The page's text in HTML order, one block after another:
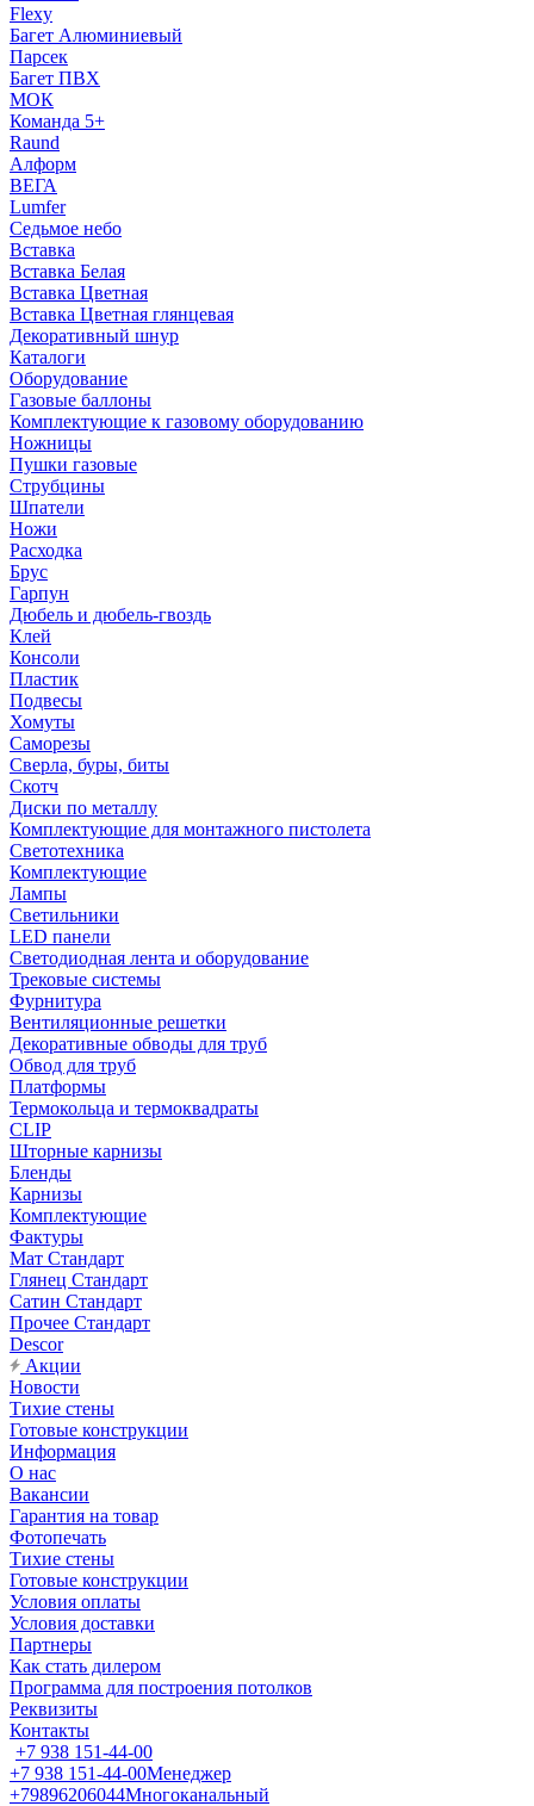
Flexy
Багет Алюминиевый
Парсек
Багет ПВХ
МОК
Команда 5+
Raund
Алформ
ВЕГА
Lumfer
Седьмое небо
Вставка
Вставка Белая
Вставка Цветная
Вставка Цветная глянцевая
Декоративный шнур
Каталоги
Оборудование
Газовые баллоны
Комплектующие к газовому оборудованию
Ножницы
Пушки газовые
Струбцины
Шпатели
Ножи
Расходка
Брус
Гарпун
Дюбель и дюбель-гвоздь
Клей
Консоли
Пластик
Подвесы
Хомуты
Саморезы
Сверла, буры, биты
Скотч
Диски по металлу
Комплектующие для монтажного пистолета
Светотехника
Комплектующие
Лампы
Светильники
LED панели
Светодиодная лента и оборудование
Трековые системы
Фурнитура
Вентиляционные решетки
Декоративные обводы для труб
Обвод для труб
Платформы
Термокольца и термоквадраты
CLIP
Шторные карнизы
Бленды
Карнизы
Комплектующие
Фактуры
Мат Стандарт
Глянец Стандарт
Сатин Стандарт
Прочее Стандарт
Descor
Акции
Новости
Тихие стены
Готовые конструкции
Информация
О нас
Вакансии
Гарантия на товар
Фотопечать
Тихие стены
Готовые конструкции
Условия оплаты
Условия доставки
Партнеры
Как стать дилером
Программа для построения потолков
Реквизиты
Контакты
+7 938 151-44-00
+7 938 151-44-00Менеджер
+79896206044Многоканальный